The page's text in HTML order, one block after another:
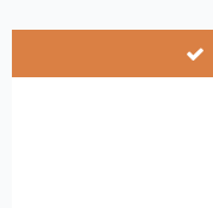
springen